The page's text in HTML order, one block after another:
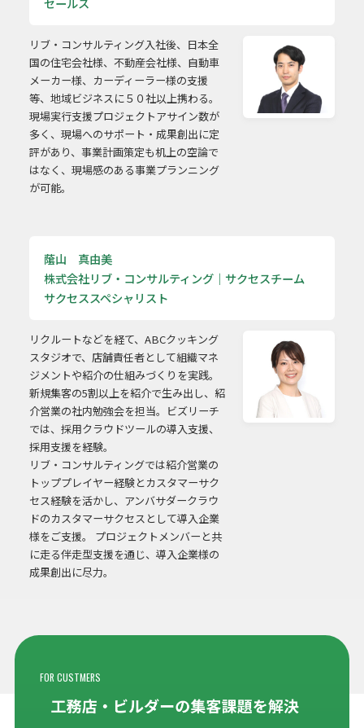
リブ・コンサルティング入社後、日本全
国の住宅会社様、不動産会社様、自動車
メーカー様、カーディーラー様の支援
等、地域ビジネスに５０社以上携わる。
現場実行支援プロジェクトアサイン数が
多く、現場へのサポート・成果創出に定
評があり、事業計画策定も机上の空論で
はなく、現場感のある事業プランニング
が可能。
䕃山 真由美
株式会社リブ・コンサルティング｜サクセスチーム
サクセススペシャリスト
リクルートなどを経て、ABCクッキング
スタジオで、店舗責任者として組織マネ
ジメントや紹介の仕組みづくりを実践。
新規集客の5割以上を紹介で生み出し、紹
介営業の社内勉強会を担当。ビズリーチ
では、採用クラウドツールの導入支援、
採用支援を経験。
リブ・コンサルティングでは紹介営業の
トッププレイヤー経験とカスタマーサク
セス経験を活かし、アンバサダークラウ
ドのカスタマーサクセスとして導入企業
様をご支援。 プロジェクトメンバーと共
に走る伴走型支援を通じ、導入企業様の
成果創出に尽力。
FOR CUSTMERS